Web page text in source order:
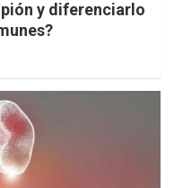
y diferenciarlo